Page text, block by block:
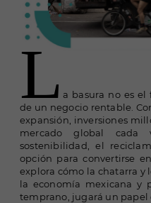
La basura no es
de un negocio rentable.
expansión, inversiones
mercado global
sostenibilidad, el
opción para convertirse
explora cómo la chatarra y
la economía mexicana y
temprano, jugará un papel